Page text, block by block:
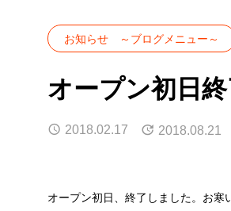
お知らせ ～ブログメニュー～
オープン初日終
2018.02.17 2018.08.21
オープン初日、終了しました。お寒